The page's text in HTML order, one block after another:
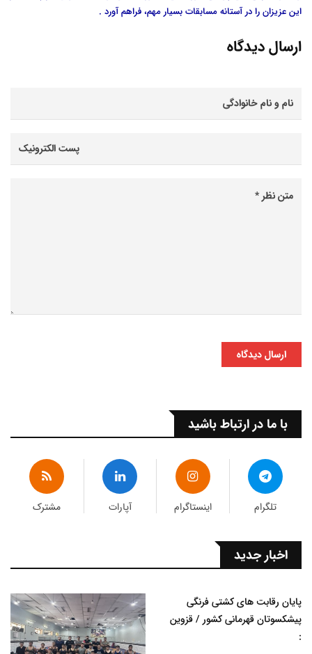
این عزیزان را در آستانه مسابقات بسیار مهم، فراهم آورد .
ارسال دیدگاه
ارسال دیدگاه
با ما در ارتباط باشید
تلگرام اینستاگرام آپارات مشترک
اخبار جدید
پایان رقابت های کشتی فرنگی
پیشکسوتان قهرمانی کشور / قزوین
: